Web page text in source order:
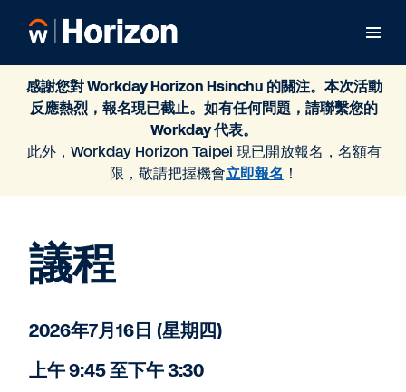
感謝您對 Workday Horizon Hsinchu 的關注。本次活動
反應熱烈，報名現已截止。如有任何問題，請聯繫您的
Workday 代表。
此外，Workday Horizon Taipei 現已開放報名，名額有
限，敬請把握機會立即報名 ！
議程
2026年7月16日 (星期四)
上午 9:45 至下午 3:30